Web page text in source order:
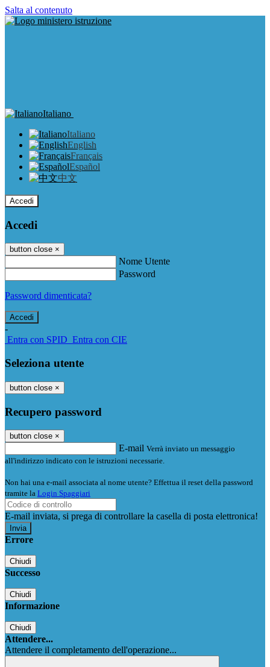
Salta al contenuto
Italiano
Italiano
English
Français
Español
中文
Accedi
Accedi
button close ×
Nome Utente
Password
Password dimenticata?
-
Entra con SPID Entra con CIE
Seleziona utente
button close ×
Recupero password
button close ×
E-mail Verrà inviato un messaggio
all'indirizzo indicato con le istruzioni necessarie.
Non hai una e-mail associata al nome utente? Effettua il reset della password
tramite la Login Spaggiari
E-mail inviata, si prega di controllare la casella di posta elettronica!
Errore
Chiudi
Successo
Chiudi
Informazione
Chiudi
Attendere...
Attendere il completamento dell'operazione...